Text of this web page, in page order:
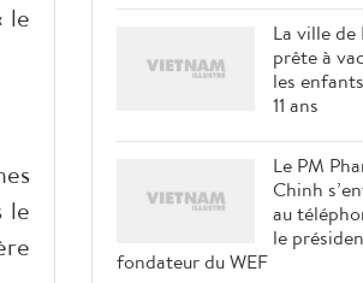
le
le
La ville de
prête à
les
11 ans
Le PM
Chinh
au
le
fondateur du WEF